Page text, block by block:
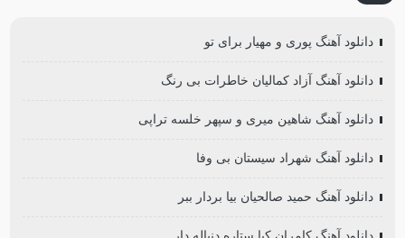
دانلود آهنگ پوری و مهیار برای تو
دانلود آهنگ آزاد کمالیان خاطرات بی رنگ
دانلود آهنگ شاهین میری و سپهر خلسه تراپی
دانلود آهنگ شهراد سیستان بی وفا
دانلود آهنگ حمید صالحیان بیا بردار ببر